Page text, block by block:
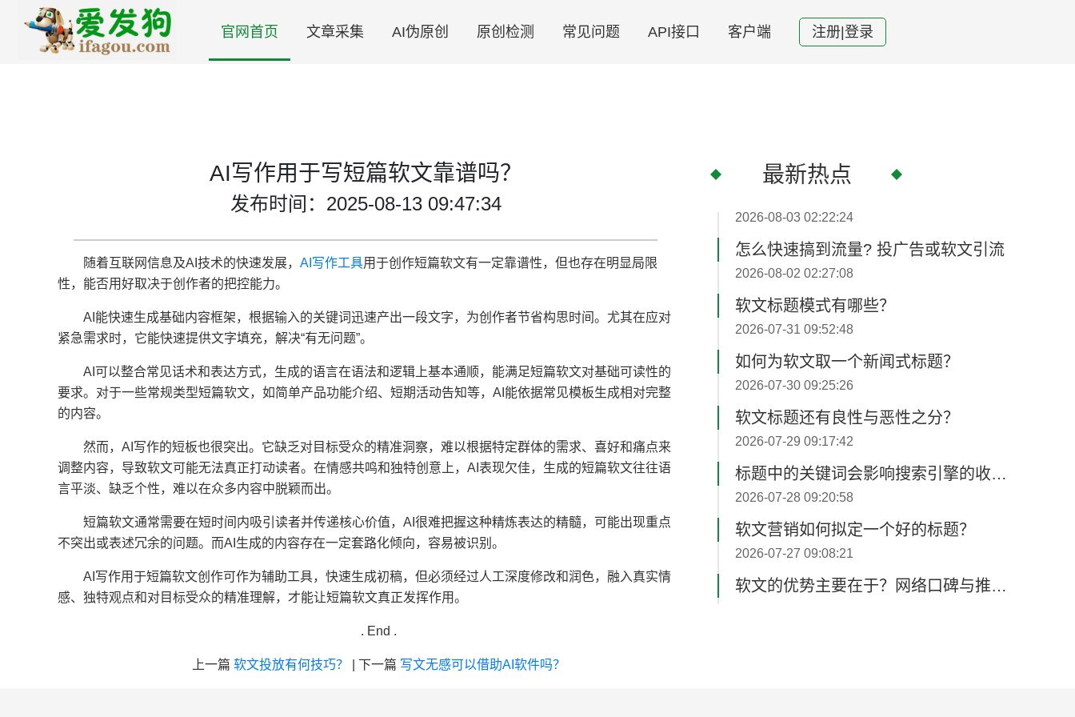
官网首页 文章采集 AI伪原创 原创检测 常见问题 API接口 客户端 注册|登录
AI写作用于写短篇软文靠谱吗？
发布时间：2025-08-13 09:47:34
随着互联网信息及AI技术的快速发展， AI写作工具用于创作短篇软文有一定靠谱性，但也存在明显局限
性，能否用好取决于创作者的把控能力。
AI能快速生成基础内容框架，根据输入的关键词迅速产出一段文字，为创作者节省构思时间。尤其在应对
紧急需求时，它能快速提供文字填充，解决“有无问题”。
AI可以整合常见话术和表达方式，生成的语言在语法和逻辑上基本通顺，能满足短篇软文对基础可读性的
要求。对于一些常规类型短篇软文，如简单产品功能介绍、短期活动告知等，AI能依据常见模板生成相对完整
的内容。
然而，AI写作的短板也很突出。它缺乏对目标受众的精准洞察，难以根据特定群体的需求、喜好和痛点来
调整内容，导致软文可能无法真正打动读者。在情感共鸣和独特创意上，AI表现欠佳，生成的短篇软文往往语
言平淡、缺乏个性，难以在众多内容中脱颖而出。
短篇软文通常需要在短时间内吸引读者并传递核心价值，AI很难把握这种精炼表达的精髓，可能出现重点
不突出或表述冗余的问题。而AI生成的内容存在一定套路化倾向，容易被识别。
AI写作用于短篇软文创作可作为辅助工具，快速生成初稿，但必须经过人工深度修改和润色，融入真实情
感、独特观点和对目标受众的精准理解，才能让短篇软文真正发挥作用。
. End .
上一篇 软文投放有何技巧？ 下一篇 写文无感可以借助AI软件吗？
最新热点
2026-08-02 02:27:08
2026-07-31 09:52:48
2026-07-30 09:25:26
2026-07-29 09:17:42
2026-07-28 09:20:58
2026-07-27 09:08:21
2026-07-26 02:17:32